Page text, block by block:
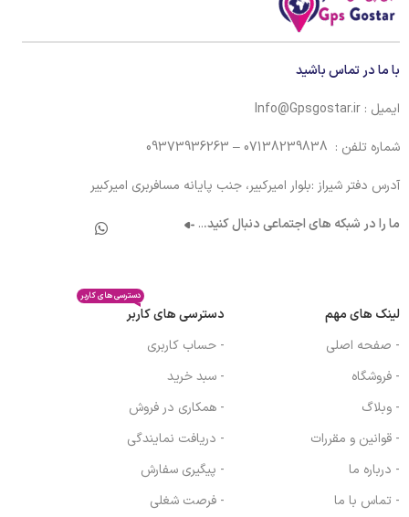
با ما در تماس باشید
ایمیل : Info@Gpsgostar.ir
شماره تلفن : 07138239838 – 09373936263
آدرس دفتر شیراز :بلوار امیرکبیر، جنب پایانه مسافربری امیرکبیر
ما را در شبکه های اجتماعی دنبال کنید...
لینک های مهم
- صفحه اصلی
- فروشگاه
- وبلاگ
- قوانین و مقررات
- درباره ما
- تماس با ما
دسترسی های کاربر
دسترسی های کاربر
- حساب کاربری
- سبد خرید
- همکاری در فروش
- دریافت نمایندگی
- پیگیری سفارش
- فرصت شغلی